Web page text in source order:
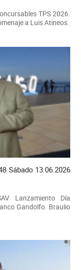
TPS 2026.
a Luis Atineos.
Sábado 13.06.2026
Lanzamiento Día
Gandolfo. Braulio